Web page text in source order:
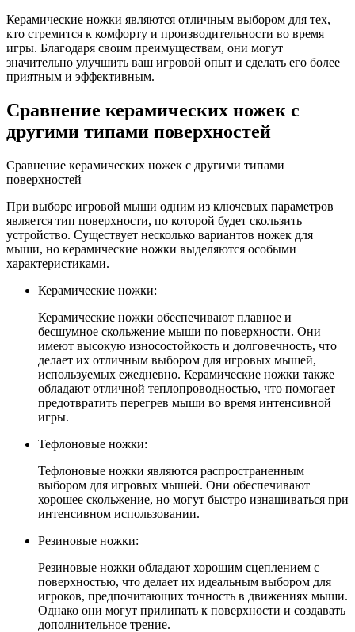
Керамические ножки являются отличным выбором для тех,
кто стремится к комфорту и производительности во время
игры. Благодаря своим преимуществам, они могут
значительно улучшить ваш игровой опыт и сделать его более
приятным и эффективным.
Сравнение керамических ножек с
другими типами поверхностей
Сравнение керамических ножек с другими типами
поверхностей
При выборе игровой мыши одним из ключевых параметров
является тип поверхности, по которой будет скользить
устройство. Существует несколько вариантов ножек для
мыши, но керамические ножки выделяются особыми
характеристиками.
Керамические ножки:
Керамические ножки обеспечивают плавное и
бесшумное скольжение мыши по поверхности. Они
имеют высокую износостойкость и долговечность, что
делает их отличным выбором для игровых мышей,
используемых ежедневно. Керамические ножки также
обладают отличной теплопроводностью, что помогает
предотвратить перегрев мыши во время интенсивной
игры.
Тефлоновые ножки:
Тефлоновые ножки являются распространенным
выбором для игровых мышей. Они обеспечивают
хорошее скольжение, но могут быстро изнашиваться при
интенсивном использовании.
Резиновые ножки:
Резиновые ножки обладают хорошим сцеплением с
поверхностью, что делает их идеальным выбором для
игроков, предпочитающих точность в движениях мыши.
Однако они могут прилипать к поверхности и создавать
дополнительное трение.